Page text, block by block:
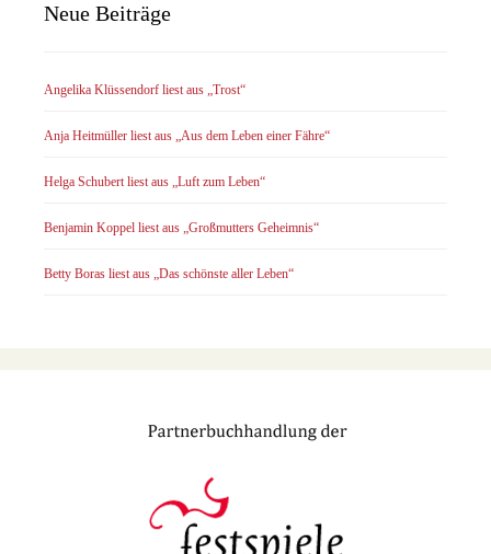
Neue Beiträge
Angelika Klüssendorf liest aus „Trost“
Anja Heitmüller liest aus „Aus dem Leben einer Fähre“
Helga Schubert liest aus „Luft zum Leben“
Benjamin Koppel liest aus „Großmutters Geheimnis“
Betty Boras liest aus „Das schönste aller Leben“